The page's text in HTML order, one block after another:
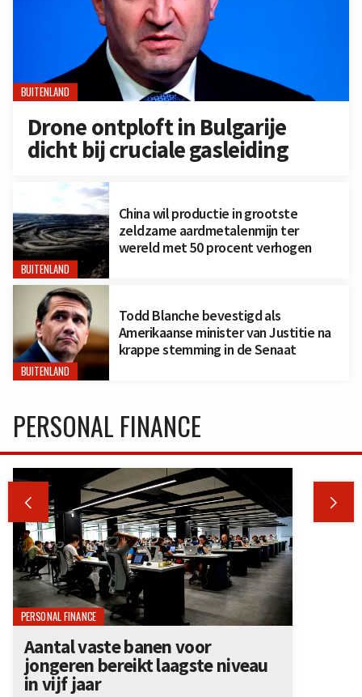
BUITENLAND
Drone ontploft in Bulgarije
dicht bij cruciale gasleiding
BUITENLAND
China wil productie in grootste
zeldzame aardmetalenmijn ter
wereld met 50 procent verhogen
BUITENLAND
Todd Blanche bevestigd als
Amerikaanse minister van Justitie na
krappe stemming in de Senaat
PERSONAL FINANCE
 
PERSONAL FINANCE
Aantal vaste banen voor
jongeren bereikt laagste niveau
in vijf jaar